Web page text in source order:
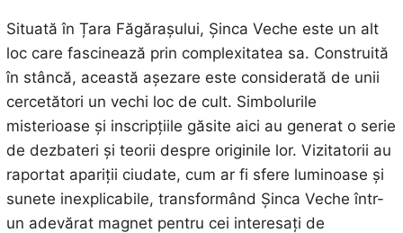
Situată în Țara Făgărașului, Șinca Veche este un alt
loc care fascinează prin complexitatea sa. Construită
în stâncă, această așezare este considerată de unii
cercetători un vechi loc de cult. Simbolurile
misterioase și inscripțiile găsite aici au generat o serie
de dezbateri și teorii despre originile lor. Vizitatorii au
raportat apariții ciudate, cum ar fi sfere luminoase și
sunete inexplicabile, transformând Șinca Veche într-
un adevărat magnet pentru cei interesați de